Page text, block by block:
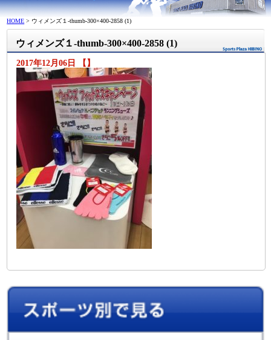
HOME > ウィメンズ１-thumb-300×400-2858 (1)
ウィメンズ１-thumb-300×400-2858 (1)
2017年12月06日 【】